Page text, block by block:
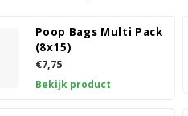
Poop Bags Multi Pack
(8x15)
€7,75
Bekijk product